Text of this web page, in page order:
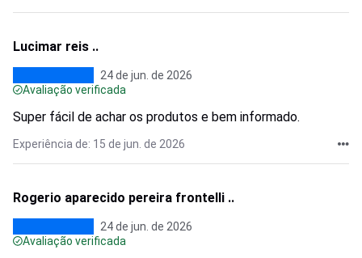
Lucimar reis ..
24 de jun. de 2026
Avaliação verificada
Super fácil de achar os produtos e bem informado.
Experiência de: 15 de jun. de 2026
Rogerio aparecido pereira frontelli ..
24 de jun. de 2026
Avaliação verificada